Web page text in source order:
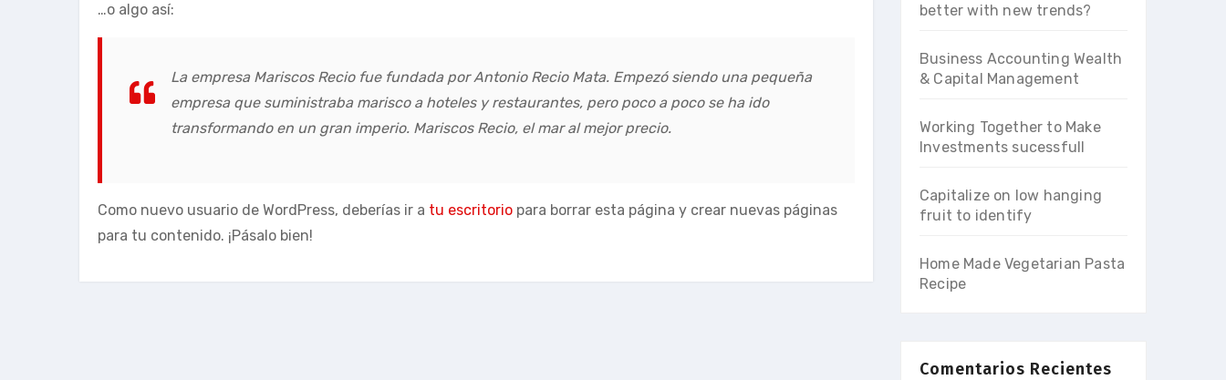
…o algo así:
La empresa Mariscos Recio fue fundada por Antonio Recio Mata. Empezó siendo una pequeña
empresa que suministraba marisco a hoteles y restaurantes, pero poco a poco se ha ido
transformando en un gran imperio. Mariscos Recio, el mar al mejor precio.
Como nuevo usuario de WordPress, deberías ir a tu escritorio para borrar esta página y crear nuevas páginas
para tu contenido. ¡Pásalo bien!
better with new trends?
Business Accounting Wealth
& Capital Management
Working Together to Make
Investments sucessfull
Capitalize on low hanging
fruit to identify
Home Made Vegetarian Pasta
Recipe
Comentarios Recientes